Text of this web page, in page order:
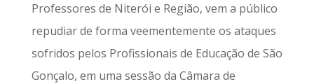
Professores de Niterói e Região, vem a público
repudiar de forma veementemente os ataques
sofridos pelos Profissionais de Educação de São
Gonçalo, em uma sessão da Câmara de